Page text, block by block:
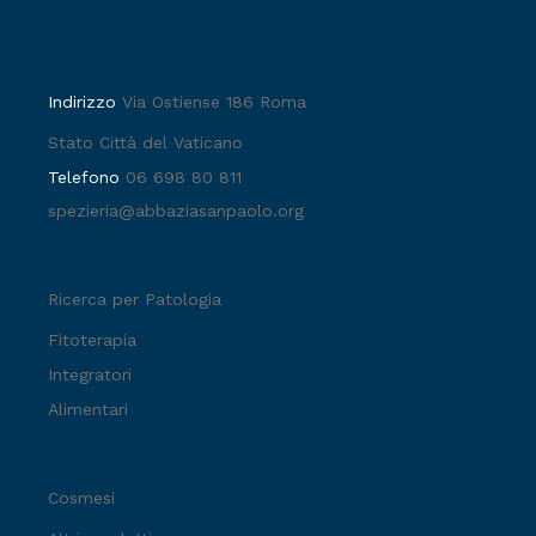
IndirizzoVia Ostiense 186 Roma
Stato Città del Vaticano
Telefono 06 698 80 811
spezieria@abbaziasanpaolo.org
Ricerca per Patologia
Fitoterapia
Integratori
Alimentari
Cosmesi